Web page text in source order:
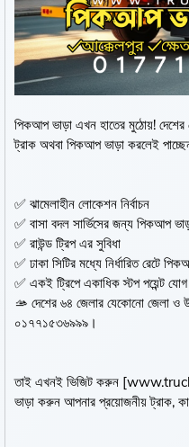
পিকআপ ভাড়া এখন হাতের মুঠোয়! দেশের
ট্রাক অথবা পিকআপ ভাড়া করলেই
✅ ঝামেলাহীন লোকেশন নির্বাচন
✅ বাসা বদল সার্ভিসের জন্য পিকআপ
✅ রাউন্ড ট্রিপ এর সুবিধা
✅ ঢাকা সিটির মধ্যে নির্ধারিত রেটে
✅ একই ট্রিপে একাধিক স্টপ পয়েন্ট যোগ
🫴 দেশের ৬৪ জেলার যেকোনো জেলা
০১৭৭১৫৩৬৯৯৯।
তাই এখনই ভিজিট করুন
ভাড়া করুন আপনার প্রয়োজনীয় ট্রাক,